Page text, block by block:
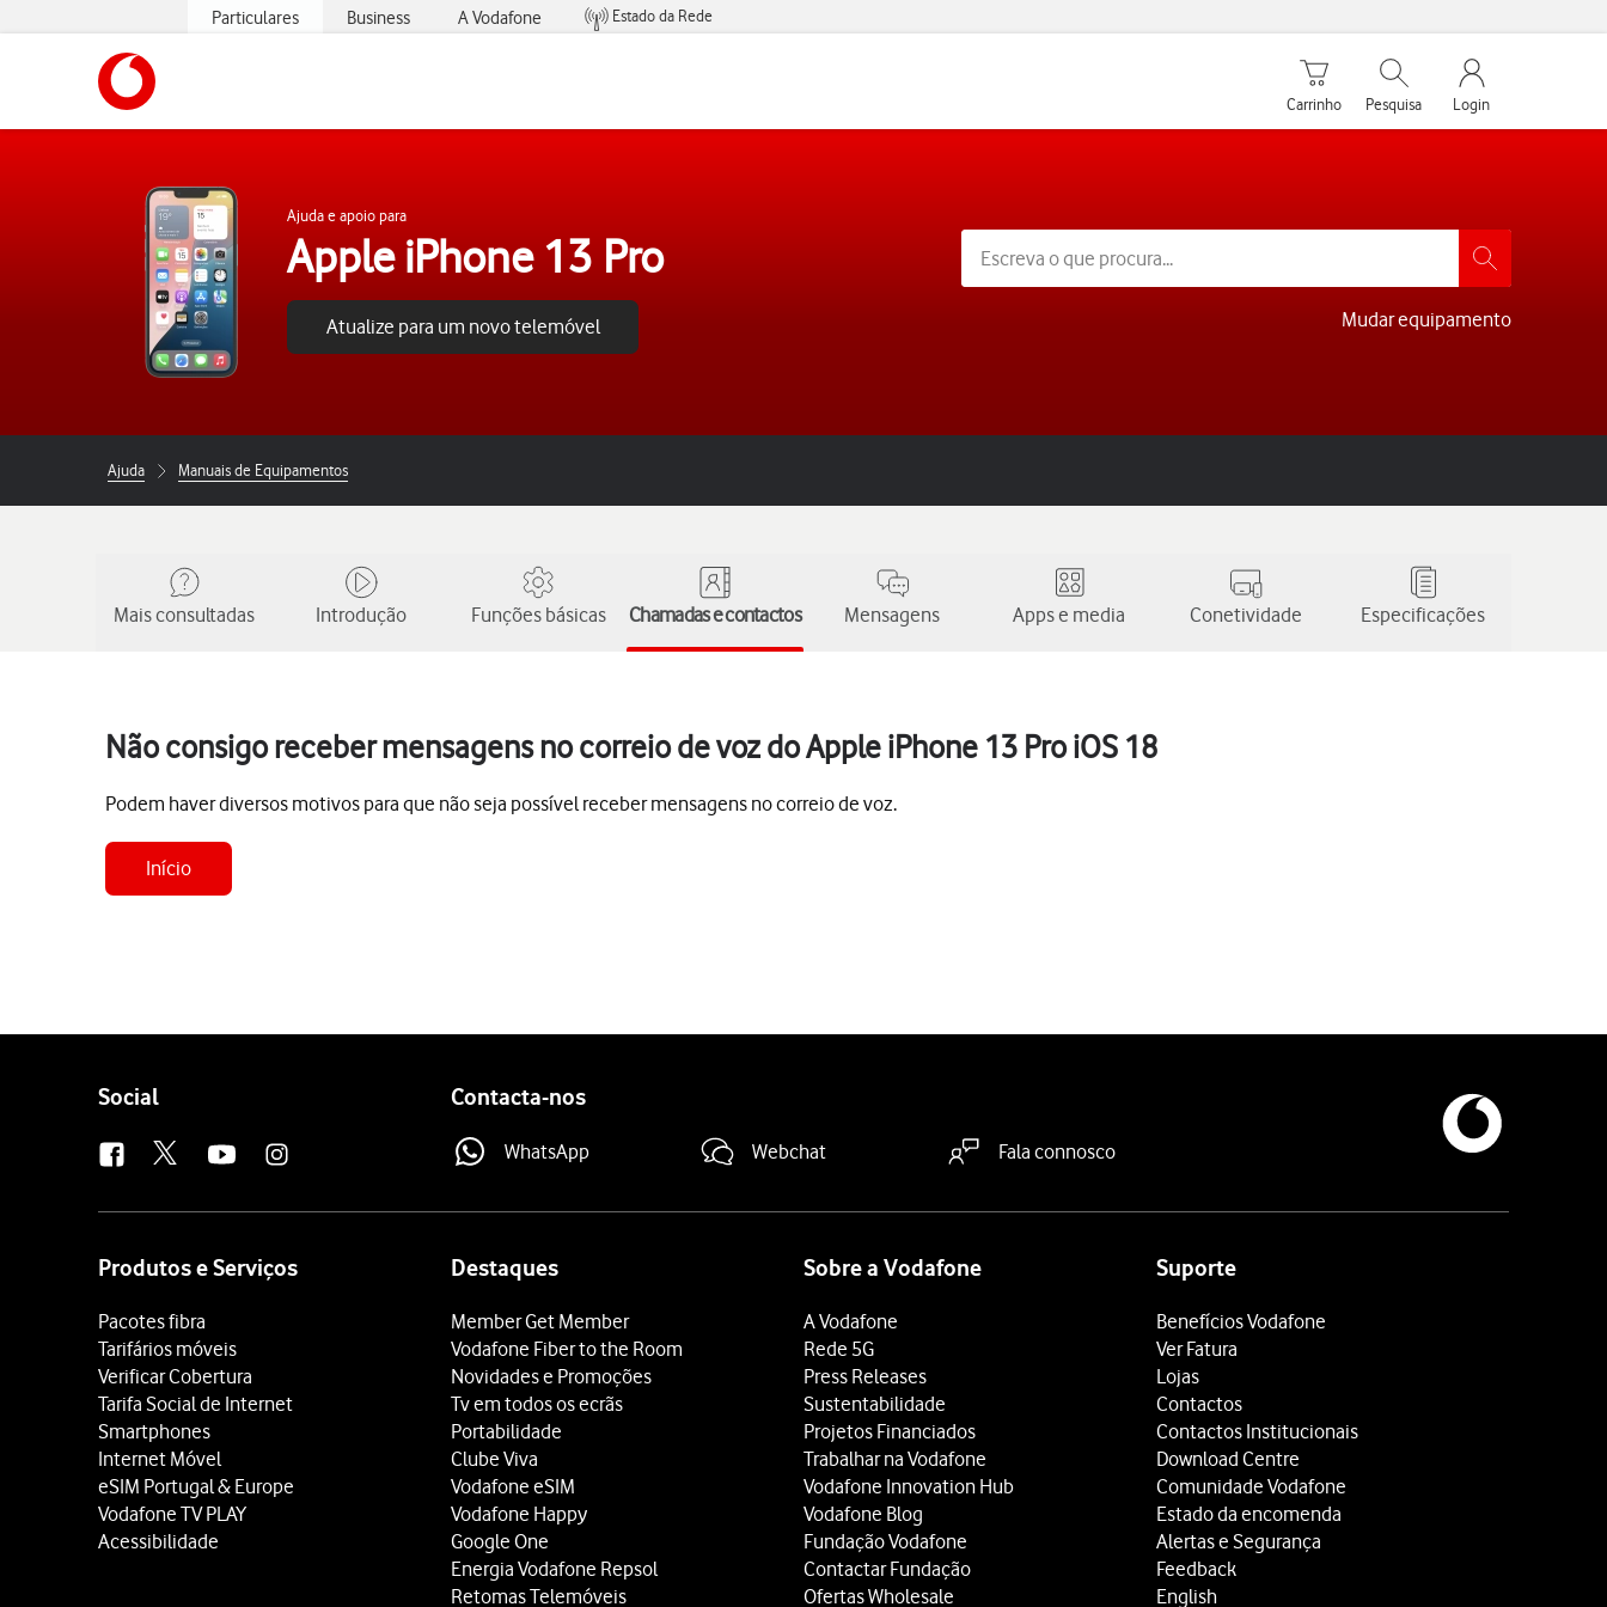
Particulares Business A Vodafone
Estado da Rede
Carrinho de compras
Carrinho
Pesquisar
Pesquisa
My Vodafone
Login
Ajuda e apoio para
Apple iPhone 13 Pro
Atualize para um novo telemóvel Mudar equipamento
Ajuda Manuais de Equipamentos
Mais consultadas Introdução Funções básicas Chamadas e contactos Mensagens Apps e media Conetividade Especificações
Não consigo receber mensagens no correio de voz do Apple iPhone 13 Pro iOS 18
Podem haver diversos motivos para que não seja possível receber mensagens no correio de voz.
Início
Follow
Social Contacta-nos
WhatsApp Webchat Fala connosco
Produtos e Serviços
Pacotes fibra
Tarifários móveis
Verificar Cobertura
Tarifa Social de Internet
Smartphones
Internet Móvel
eSIM Portugal & Europe
Vodafone TV PLAY
Acessibilidade
Destaques
Member Get Member
Vodafone Fiber to the Room
Novidades e Promoções
Tv em todos os ecrãs
Portabilidade
Clube Viva
Vodafone eSIM
Vodafone Happy
Google One
Energia Vodafone Repsol
Retomas Telemóveis
Sobre a Vodafone
A Vodafone
Rede 5G
Press Releases
Sustentabilidade
Projetos Financiados
Trabalhar na Vodafone
Vodafone Innovation Hub
Vodafone Blog
Fundação Vodafone
Contactar Fundação
Ofertas Wholesale
Suporte
Benefícios Vodafone
Ver Fatura
Lojas
Contactos
Contactos Institucionais
Download Centre
Comunidade Vodafone
Estado da encomenda
Alertas e Segurança
Feedback
English